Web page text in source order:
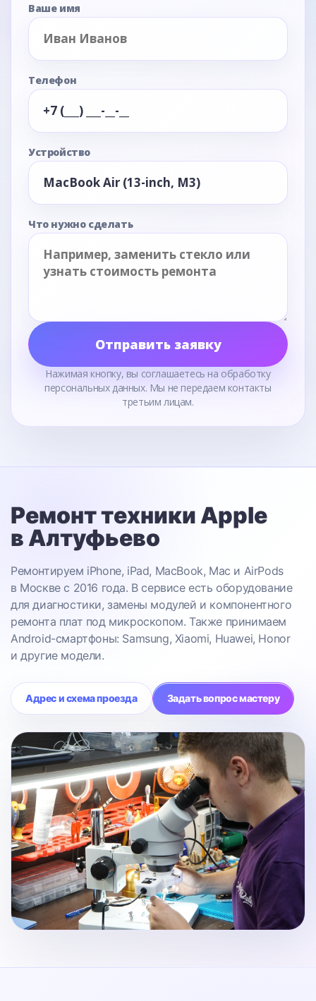
Ваше имя
Телефон
Устройство
Что нужно сделать
Отправить заявку
Нажимая кнопку, вы соглашаетесь на обработку
персональных данных. Мы не передаем контакты
третьим лицам.
Ремонт техники Apple
в Алтуфьево
Ремонтируем iPhone, iPad, MacBook, Mac и AirPods
в Москве с 2016 года. В сервисе есть оборудование
для диагностики, замены модулей и компонентного
ремонта плат под микроскопом. Также принимаем
Android-смартфоны: Samsung, Xiaomi, Huawei, Honor
и другие модели.
Адрес и схема проезда Задать вопрос мастеру